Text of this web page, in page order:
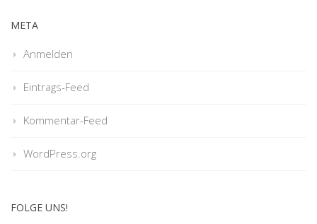
META
Anmelden
Eintrags-Feed
Kommentar-Feed
WordPress.org
FOLGE UNS!